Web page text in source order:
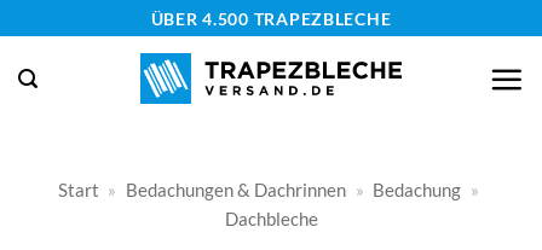
springen
ÜBER 4.500 TRAPEZBLECHE
Start » Bedachungen & Dachrinnen » Bedachung »
Dachbleche